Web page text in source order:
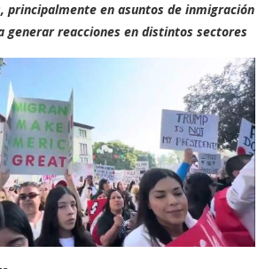
principalmente en asuntos de inmigración
generar reacciones en distintos sectores